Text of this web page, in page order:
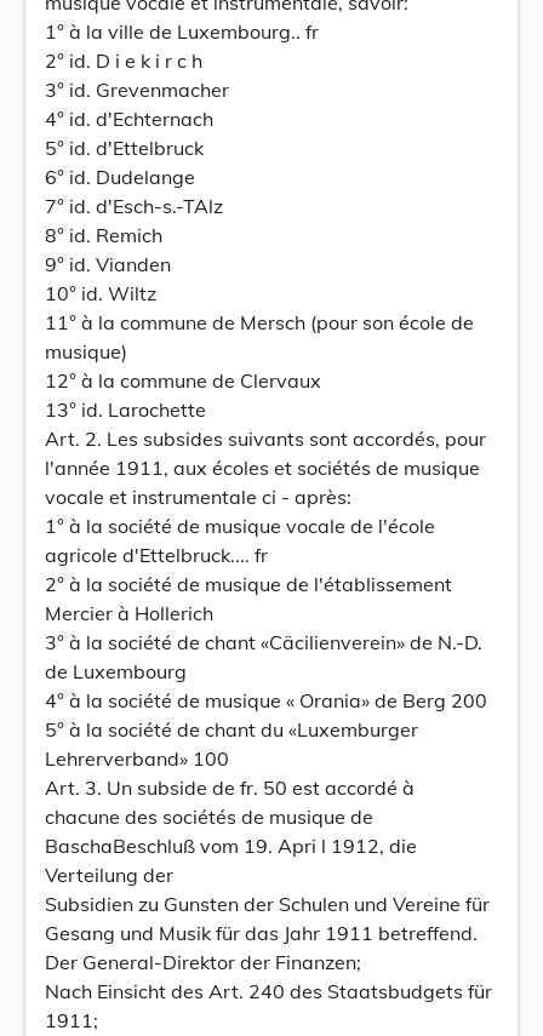
1° à la ville de Luxembourg.. fr
2° id. D i e k i r c h
3° id. Grevenmacher
4° id. d'Echternach
5° id. d'Ettelbruck
6° id. Dudelange
7° id. d'Esch-s.-TAlz
8° id. Remich
9° id. Vianden
10° id. Wiltz
11° à la commune de Mersch (pour son école de
musique)
12° à la commune de Clervaux
13° id. Larochette
Art. 2. Les subsides suivants sont accordés, pour
l'année 1911, aux écoles et sociétés de musique
vocale et instrumentale ci - après:
1° à la société de musique vocale de l'école
agricole d'Ettelbruck.... fr
2° à la société de musique de l'établissement
Mercier à Hollerich
3° à la société de chant «Cäcilienverein» de N.-D.
de Luxembourg
4° à la société de musique « Orania» de Berg 200
5° à la société de chant du «Luxemburger
Lehrerverband» 100
Art. 3. Un subside de fr. 50 est accordé à
chacune des sociétés de musique de
BaschaBeschluß vom 19. Apri l 1912, die
Verteilung der
Subsidien zu Gunsten der Schulen und Vereine für
Gesang und Musik für das Jahr 1911 betreffend.
Der General-Direktor der Finanzen;
Nach Einsicht des Art. 240 des Staatsbudgets für
1911;